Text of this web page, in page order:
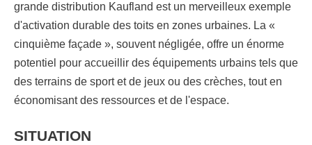
grande distribution Kaufland est un merveilleux exemple
d'activation durable des toits en zones urbaines. La «
cinquième façade », souvent négligée, offre un énorme
potentiel pour accueillir des équipements urbains tels que
des terrains de sport et de jeux ou des crèches, tout en
économisant des ressources et de l'espace.
SITUATION